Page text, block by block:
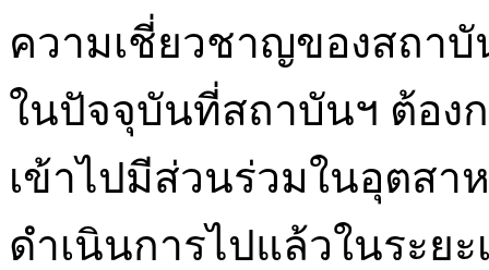
ความเชี่ยวชาญของสถาบั
ในปัจจุบันที่สถาบันฯ ต้อง
เข้าไปมีส่วนร่วมในอุตส
ดำเนินการไปแล้วในระย